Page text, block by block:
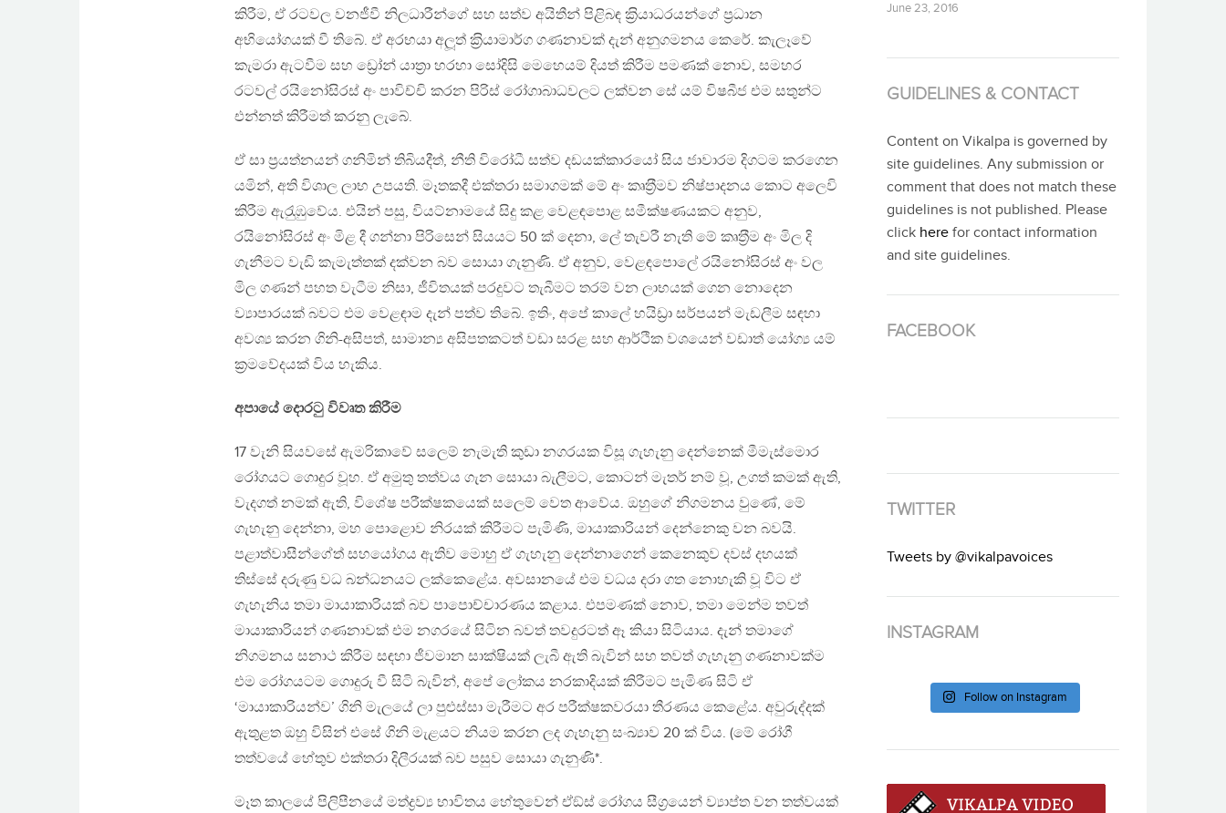
කිරීම, ඒ රටවල වනජීවී නිලධාරීන්ගේ සහ සත්ව අයිතීන් පිළිබඳ ක‍්‍රියාධරයන්ගේ ප‍්‍රධාන
අභියෝගයක් වී තිබේ. ඒ අරභයා අලූත් ක‍්‍රියාමාර්ග ගණනාවක් දැන් අනුගමනය කෙරේ. කැලෑවේ
කැමරා ඇටවීම සහ ඩ්‍රෝන් යාත‍්‍රා හරහා සෝදිසි මෙහෙයම් දියත් කිරීම පමණක් නොව, සමහර
රටවල් රයිනෝසිරස් අං පාවිච්චි කරන පිරිස් රෝගාබාධවලට ලක්වන සේ යම් විෂබීජ එම සතුන්ට
එන්නත් කිරීමත් කරනු ලැබේ.
ඒ සා ප‍්‍රයත්නයන් ගනිමින් තිබියදීත්, නීති විරෝධී සත්ව දඩයක්කාරයෝ සිය ජාවාරම දිගටම කරගෙන
යමින්, අති විශාල ලාභ උපයති. මෑතකදී එක්තරා සමාගමක් මේ අං කෘත‍්‍රීමව නිෂ්පාදනය කොට අලෙවි
කිරීම ඇරැුඹුවේය. එයින් පසු, වියට්නාමයේ සිදු කළ වෙළඳපොළ සමීක්ෂණයකට අනුව,
රයිනෝසිරස් අං මිළ දී ගන්නා පිරිසෙන් සියයට 50 ක් දෙනා, ලේ තැවරී නැති මේ කෘත‍්‍රීම අං මිල දි
ගැනීමට වැඩි කැමැත්තක් දක්වන බව සොයා ගැනුණි. ඒ අනුව, වෙළඳපොලේ රයිනෝසිරස් අං වල
මිල ගණන් පහත වැටීම නිසා, ජීවිතයක් පරදුවට තැබීමට තරම් වන ලාභයක් ගෙන නොදෙන
ව්‍යාපාරයක් බවට එම වෙළඳාම දැන් පත්ව තිබේ. ඉතිං, අපේ කාලේ හයිඩ‍්‍රා සර්පයන් මැඩලීම සඳහා
අවශ්‍ය කරන ගිනි-අසිපත්, සාමාන්‍ය අසිපතකටත් වඩා සරළ සහ ආර්ථික වශයෙන් වඩාත් යෝග්‍ය යම්
ක‍්‍රමවේදයක් විය හැකිය.
අපායේ දොරටු විවෘත කිරීම
17 වැනි සියවසේ ඇමරිකාවේ සලෙම් නැමැති කුඩා නගරයක විසූ ගැහැනු දෙන්නෙක් මීමැස්මොර
රෝගයට ගොදුර වූහ. ඒ අමුතු තත්වය ගැන සොයා බැලීමට, කොටන් මැතර් නම් වූ, උගත් කමක් ඇති,
වැදගත් නමක් ඇති, විශේෂ පරීක්ෂකයෙක් සලෙම් වෙත ආවේය. ඔහුගේ නිගමනය වුණේ, මේ
ගැහැනු දෙන්නා, මහ පොළොව නිරයක් කිරීමට පැමිණි, මායාකාරියන් දෙන්නෙකු වන බවයි.
පළාත්වාසීන්ගේත් සහයෝගය ඇතිව මොහු ඒ ගැහැනු දෙන්නාගෙන් කෙනෙකුව දවස් දහයක්
තිස්සේ දරුණු වධ බන්ධනයට ලක්කෙළේය. අවසානයේ එම වධය දරා ගත නොහැකි වූ විට ඒ
ගැහැනිය තමා මායාකාරියක් බව පාපොච්චාරණය කළාය. එපමණක් නොව, තමා මෙන්ම තවත්
මායාකාරියන් ගණනාවක් එම නගරයේ සිටින බවත් තවදුරටත් ඈ කියා සිටියාය. දැන් තමාගේ
නිගමනය සනාථ කිරීම සඳහා ජීවමාන සාක්ෂියක් ලැබී ඇති බැවින් සහ තවත් ගැහැනු ගණනාවක්ම
එම රෝගයටම ගොදුරු වී සිටි බැවින්, අපේ ලෝකය නරකාදියක් කිරීමට පැමිණ සිටි ඒ
‘මායාකාරියන්ව’ ගිනි මැලයේ ලා පුළුස්සා මැරීමට අර පරීක්ෂකවරයා තීරණය කෙළේය. අවුරුද්දක්
ඇතුළත ඔහු විසින් එසේ ගිනි මැළයට නියම කරන ලද ගැහැනු සංඛ්‍යාව 20 ක් විය. (මේ රෝගී
තත්වයේ හේතුව එක්තරා දිලීරයක් බව පසුව සොයා ගැනුණි*.
මෑත කාලයේ පිලිපීනයේ මත්ද්‍රව්‍ය භාවිතය හේතුවෙන් ඒඞ්ස් රෝගය සීග‍්‍රයෙන් ව්‍යාප්ත වන තත්වයක්
June 23, 2016
GUIDELINES & CONTACT
Content on Vikalpa is governed by
site guidelines. Any submission or
comment that does not match these
guidelines is not published. Please
click here for contact information
and site guidelines.
FACEBOOK
TWITTER
Tweets by @vikalpavoices
INSTAGRAM
Follow on Instagram